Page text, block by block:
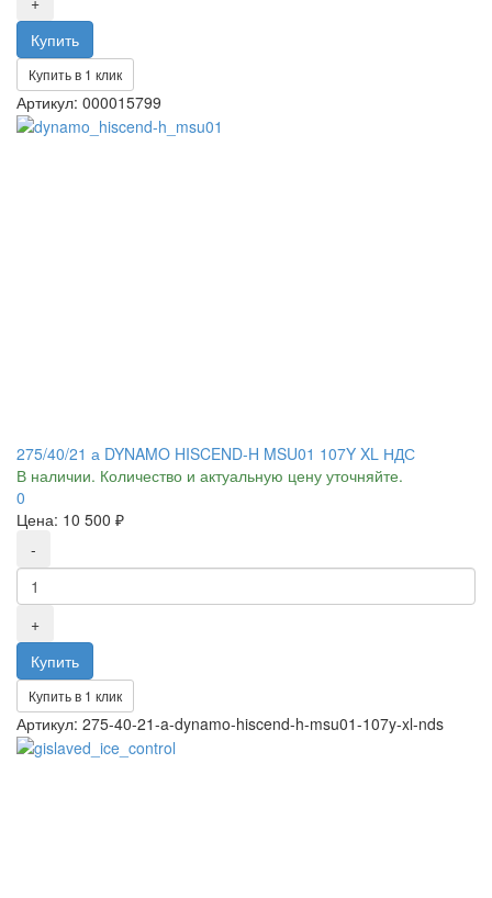
Купить в 1 клик
Артикул: 000015799
275/40/21 а DYNAMO HISCEND-H MSU01 107Y XL НДС
В наличии. Количество и актуальную цену уточняйте.
0
Цена: 10 500 ₽
Купить в 1 клик
Артикул: 275-40-21-a-dynamo-hiscend-h-msu01-107y-xl-nds